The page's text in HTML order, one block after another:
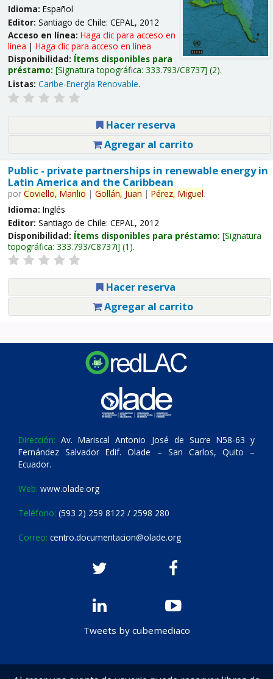
Idioma: Español
Editor: Santiago de Chile: CEPAL, 2012
Acceso en línea: Haga clic para acceso en
línea | Haga clic para acceso en línea
Disponibilidad: Ítems disponibles para
préstamo: Signatura topográfica: 333.793/C8737 (2).
Listas: Caribe-Energía Renovable.
Hacer reserva
Agregar al carrito
Public - private partnerships in renewable energy in
Latin America and the Caribbean
por Coviello, Manlio | Gollán, Juan | Pérez, Miguel.
Idioma: Inglés
Editor: Santiago de Chile: CEPAL, 2012
Disponibilidad: Ítems disponibles para préstamo: Signatura
topográfica: 333.793/C8737i (1).
Hacer reserva
Agregar al carrito
Dirección: Av. Mariscal Antonio José de Sucre N58-63 y
Fernández Salvador Edif. Olade – San Carlos, Quito –
Ecuador.
Web: www.olade.org
Teléfono: (593 2) 259 8122 / 2598 280
Correo: centro.documentacion@olade.org
Tweets by cubemediaco